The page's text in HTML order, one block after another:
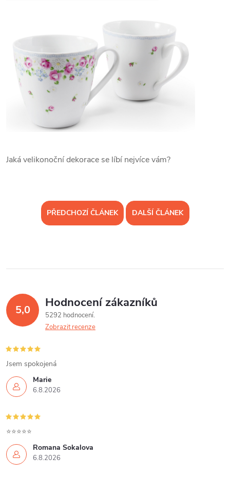
Jaká velikonoční dekorace se líbí nejvíce vám?
PŘEDCHOZÍ ČLÁNEK DALŠÍ ČLÁNEK
5,0 Hodnocení zákazníků
5292 hodnocení
Zobrazit recenze
Marie
6.8.2026
Jsem spokojená
Romana Sokalova
6.8.2026
⭐⭐⭐⭐⭐